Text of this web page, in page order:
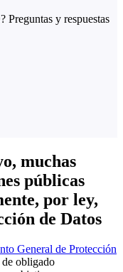
Preguntas y respuestas
muchas
públicas
por ley,
de Datos
General de Protección
obligado